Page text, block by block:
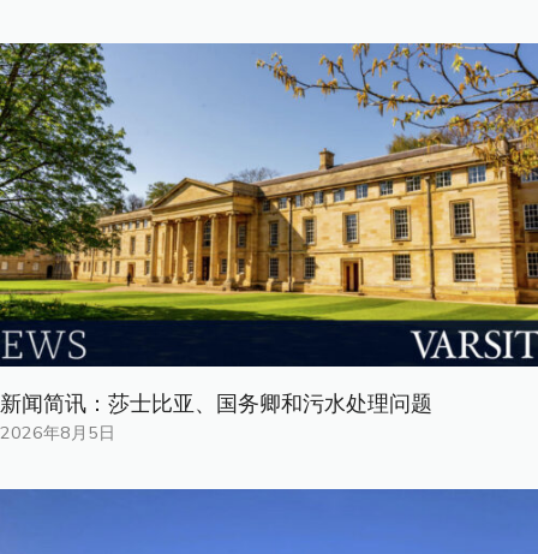
新闻简讯：莎士比亚、国务卿和污水处理问题
2026年8月5日